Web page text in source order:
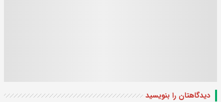
دیدگاهتان را بنویسید